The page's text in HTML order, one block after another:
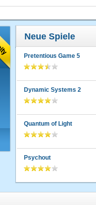
Neue Spiele
Pretentious Game 5
Dynamic Systems 2
Quantum of Light
Psychout